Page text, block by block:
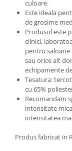
culoare.
Este ideala
de grosime
Produsul este
clinici,
pentru saloane
sau orice alt
echipamente
Tesatura:
cu 65%
Recomandam
intensitate
intensitatea
Produs fabricat in